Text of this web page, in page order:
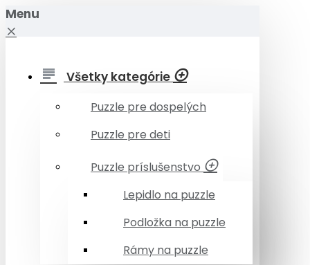
Menu
Všetky kategórie
Puzzle pre dospelých
Puzzle pre deti
Puzzle príslušenstvo
Lepidlo na puzzle
Podložka na puzzle
Rámy na puzzle